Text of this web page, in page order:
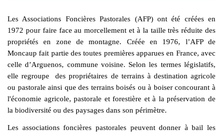
Les Associations Foncières Pastorales (AFP) ont été créées en
1972 pour faire face au morcellement et à la taille très réduite des
propriétés en zone de montagne. Créée en 1976, l’AFP de
Moncaup fait partie des toutes premières apparues en France, avec
celle d’Arguenos, commune voisine. Selon les termes législatifs,
elle regroupe des propriétaires de terrains à destination agricole
ou pastorale ainsi que des terrains boisés ou à boiser concourant à
l'économie agricole, pastorale et forestière et à la préservation de
la biodiversité ou des paysages dans son périmètre.
Les associations foncières pastorales peuvent donner à bail les